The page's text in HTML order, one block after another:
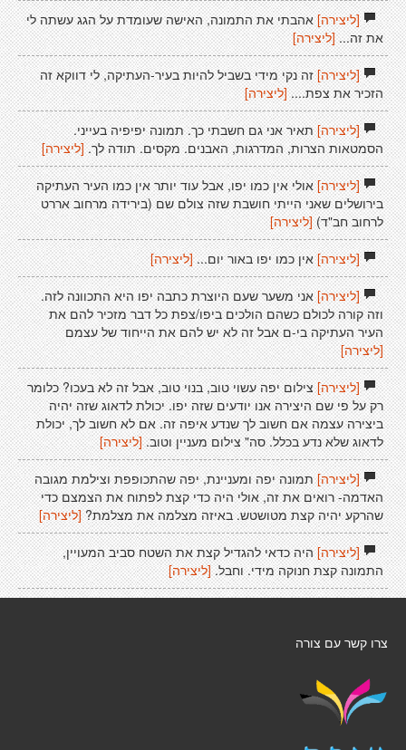
[ליצירה]אהבתי את התמונה, האישה שעומדת על הגג עשתה לי
את זה... [ליצירה]
[ליצירה]זה נקי מידי בשביל להיות בעיר-העתיקה, לי דווקא זה
הזכיר את צפת....[ליצירה]
[ליצירה]תאיר אני גם חשבתי כך. תמונה יפיפיה בעייני.
הסמטאות הצרות, המדרגות, האבנים. מקסים. תודה לך. [ליצירה]
[ליצירה]אולי אין כמו יפו, אבל עוד יותר אין כמו העיר העתיקה
בירושלים שאני הייתי חושבת שזה צולם שם (בירידה מרחוב אררט
לרחוב חב"ד) [ליצירה]
[ליצירה]אין כמו יפו באור יום...[ליצירה]
[ליצירה]אני משער שעם היוצרת כתבה יפו היא התכוונה לזה.
וזה קורה לכולם כשהם הולכים ביפו/צפת כל דבר מזכיר להם את
העיר העתיקה בי-ם אבל זה לא יש להם את הייחוד של עצמם
[ליצירה]
[ליצירה]צילום יפה עשוי טוב, בנוי טוב, אבל זה לא בעכו? כלומר
רק על פי שם היצירה אנו יודעים שזה יפו. יכולת לדאוג שזה יהיה
ביצירה עצמה אם חשוב לך שנדע איפה זה. אם לא חשוב לך, יכולת
לדאוג שלא נדע בכלל. סה" צילום מעניין וטוב. [ליצירה]
[ליצירה]תמונה יפה ומעניינת, יפה שהתכופפת וצילמת מגובה
האדמה- רואים את זה, אולי היה כדי קצת לפתוח את הצמצם כדי
שהרקע יהיה קצת מטושטש. באיזה מצלמה את מצלמת? [ליצירה]
[ליצירה]היה כדאי להגדיל קצת את השטח סביב המעויין,
התמונה קצת חנוקה מידי. וחבל.[ליצירה]
צרו קשר עם צורה